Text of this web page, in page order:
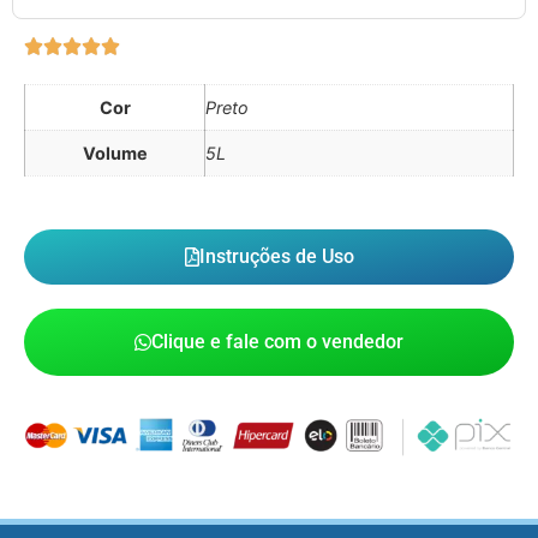
Cor Preto
Volume 5L
Instruções de Uso
Clique e fale com o vendedor